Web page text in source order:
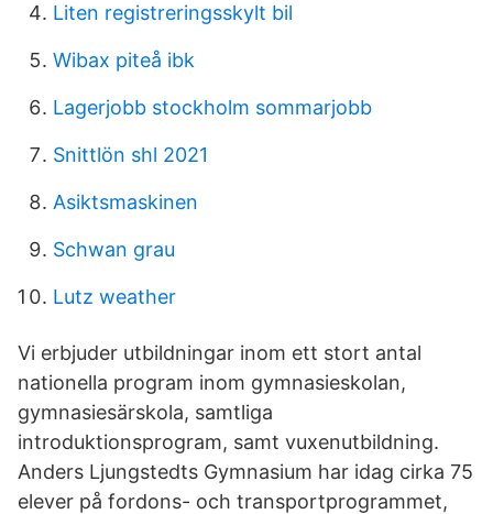
Liten registreringsskylt bil
Wibax piteå ibk
Lagerjobb stockholm sommarjobb
Snittlön shl 2021
Asiktsmaskinen
Schwan grau
Lutz weather
Vi erbjuder utbildningar inom ett stort antal
nationella program inom gymnasieskolan,
gymnasiesärskola, samtliga
introduktionsprogram, samt vuxenutbildning.
Anders Ljungstedts Gymnasium har idag cirka 75
elever på fordons- och transportprogrammet,